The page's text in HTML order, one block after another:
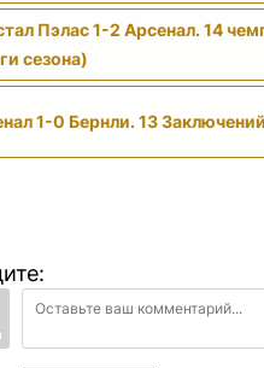
Пэлас 1-2 Арсенал. 14
сезона)
1-0 Бернли. 13 Заключений